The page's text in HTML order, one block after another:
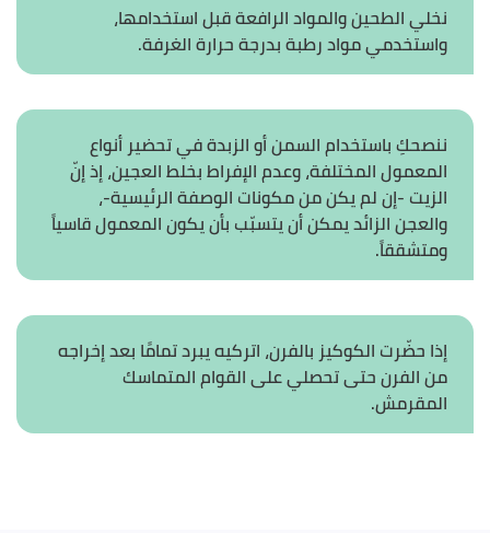
نخلي الطحين والمواد الرافعة قبل استخدامها،
واستخدمي مواد رطبة بدرجة حرارة الغرفة.
ننصحكِ باستخدام السمن أو الزبدة في تحضير أنواع
المعمول المختلفة، وعدم الإفراط بخلط العجين، إذ إنّ
الزيت -إن لم يكن من مكونات الوصفة الرئيسية-،
والعجن الزائد يمكن أن يتسبّب بأن يكون المعمول قاسياً
ومتشققاً.
إذا حضّرت الكوكيز بالفرن، اتركيه يبرد تمامًا بعد إخراجه
من الفرن حتى تحصلي على القوام المتماسك
المقرمش.